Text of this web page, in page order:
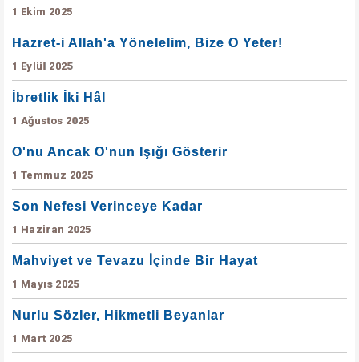
1 Ekim 2025
Hazret-i Allah'a Yönelelim, Bize O Yeter!
1 Eylül 2025
İbretlik İki Hâl
1 Ağustos 2025
O'nu Ancak O'nun Işığı Gösterir
1 Temmuz 2025
Son Nefesi Verinceye Kadar
1 Haziran 2025
Mahviyet ve Tevazu İçinde Bir Hayat
1 Mayıs 2025
Nurlu Sözler, Hikmetli Beyanlar
1 Mart 2025